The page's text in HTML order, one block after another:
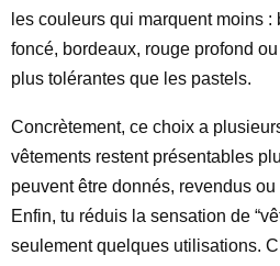
les couleurs qui marquent moins :
foncé, bordeaux, rouge profond
plus tolérantes que les pastels.
Concrètement, ce choix a
vêtements restent présentables
peuvent être donnés, revendus
Enfin, tu réduis la sensation de
seulement quelques utilisations.